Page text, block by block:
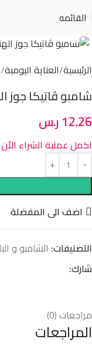
القائمه
الرئيسية العناية اليومية
شامبو ڤاتيكا جوز
12.26 ر.س
اكمل عملية الشراء
اضف الى المفضلة
التصنيفات: الشامبو و
شارك:
مراجعات (0)
المراجعات